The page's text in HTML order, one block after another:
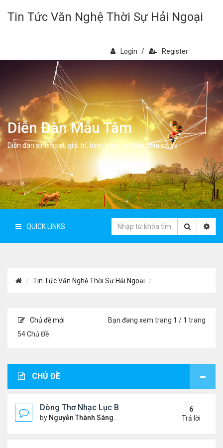
Tin Tức Văn Nghệ Thời Sự Hải Ngoại
Login / Register
Diễn Đàn Mẫu Tâm
Diễn đàn sinh hoạt, giải trí, bình luân, học hỏi, chia sẻ, vv.
QUICK LINKS
Tin Tức Văn Nghệ Thời Sự Hải Ngoại
Chủ đề mới
54 Chủ Đề
Bạn đang xem trang 1 / 1 trang
CHỦ ĐỀ
Dòng Thơ Nhạc Lục Bát Trích Đoạn - Gõ Google:
by Nguyễn Thành Sáng Thứ 5 Tháng 7 23, 2026 8:01
6
Trả lời